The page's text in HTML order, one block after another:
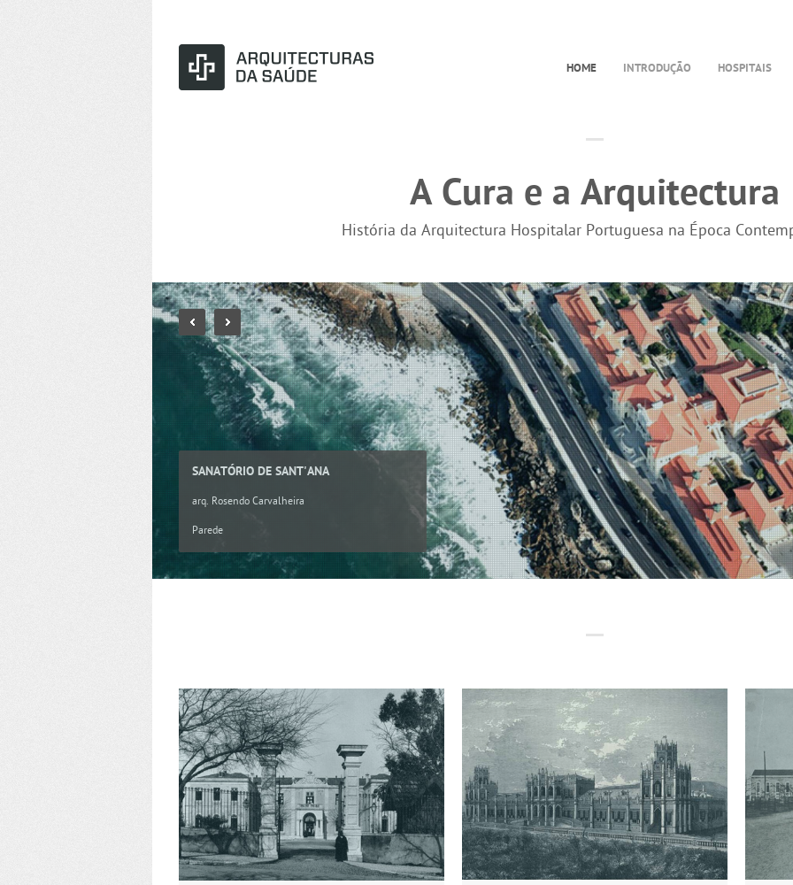
HOME INTRODUÇÃO HOSPITAIS
A Cura e a Arquitectura
História da Arquitectura Hospitalar Portuguesa na Época
SANATÓRIO DE SANT'ANA
arq. Rosendo Carvalheira
Parede